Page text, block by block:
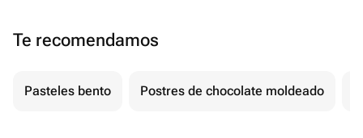
Te recomendamos
Pasteles bento Postres de chocolate moldeado